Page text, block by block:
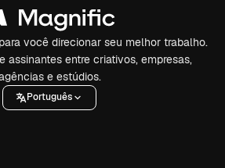
você direcionar seu melhor trabalho.
assinantes entre criativos, empresas,
e estúdios.
Português